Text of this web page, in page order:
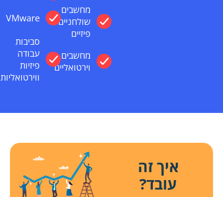
מחשבים
שולחניים
פיזיים
מחשבים
וירטואליים
VMware
סביבות
עבודה
פיזיות
ווירטואליות
איך זה
עובד?